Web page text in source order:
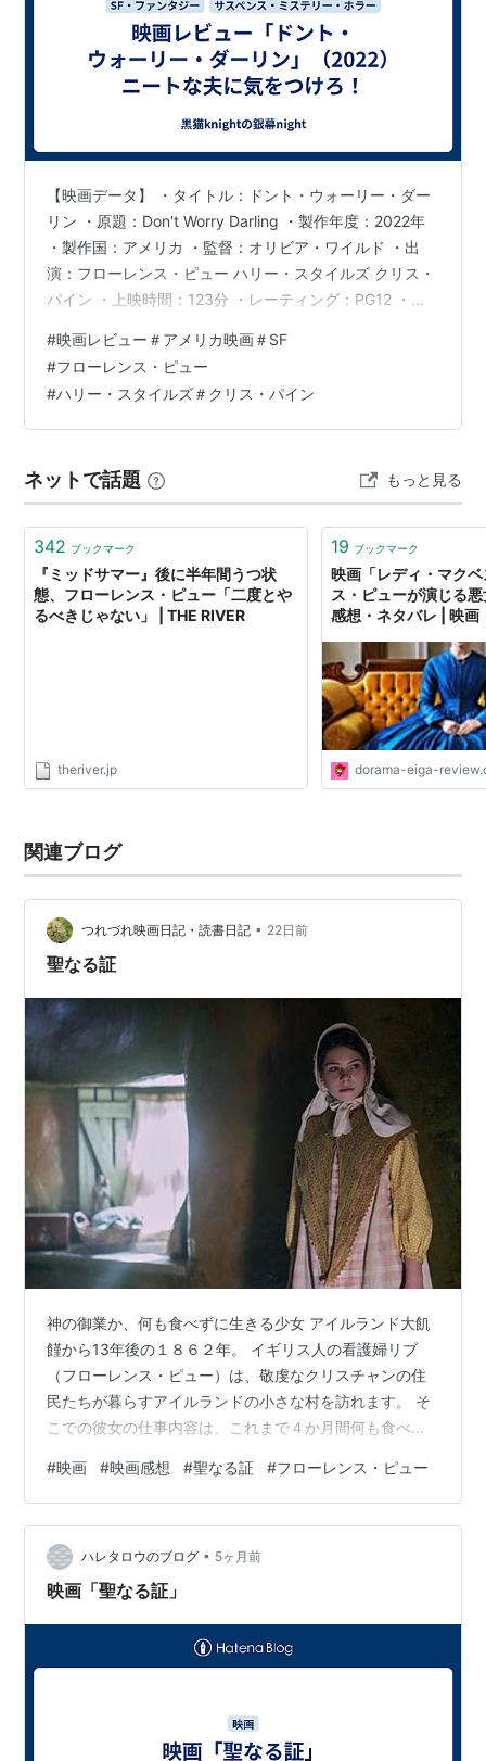
【映画データ】 ・タイトル：ドント・ウォーリー・ダー
リン ・原題：Don't Worry Darling ・製作年度：2022年
・製作国：アメリカ ・監督：オリビア・ワイルド ・出
演：フローレンス・ピュー ハリー・スタイルズ クリス・
パイン ・上映時間：123分 ・レーティング：PG12 ・ジ
（フローレンス・ピュー）と夫のジャック（ハリー・ス
タイルズ）は、砂漠の中の美しい町「ビクトリー」で暮
らしている。 この町には、「ビクトリー計画」に関わる
社員とその家族だけが住んでいた。 1950年代を思わせる
#映画レビュー＃アメリカ映画＃SF
#フローレンス・ピュー
#ハリー・スタイルズ＃クリス・パイン
ネットで話題 もっと見る
342 ブックマーク
『ミッドサマー』後に半年間うつ状
態、フローレンス・ピュー「二度とや
るべきじゃない」 | THE RIVER
theriver.jp
19 ブックマーク
映画「レディ・マク
ス・ピューが演じる
感想・ネタバレ | 映画
バレブログ
dorama-eiga-
関連ブログ
つれづれ映画日記・読書日記 • 22日前
聖なる証
神の御業か、何も食べずに生きる少女 アイルランド大飢
饉から13年後の１８６２年。 イギリス人の看護婦リブ
（フローレンス・ピュー）は、敬虔なクリスチャンの住
民たちが暮らすアイルランドの小さな村を訪れます。 そ
こでの彼女の仕事内容は、これまで４か月間何も食べず
ること。 リブはこの奇跡の真相を何とか突き止めようと
します。 アナは確かに、水を少し飲む以外は全く食事を
していないように見えました。けれど、常に家族たちが
そばにいて触れ合っていることがリブは気になって、家
族との接触を禁じます。 すると案の定、それから次第に
#映画 #映画感想 #聖なる証 #フローレンス・ピュー
ハレタロウのブログ • 5ヶ月前
映画「聖なる証」